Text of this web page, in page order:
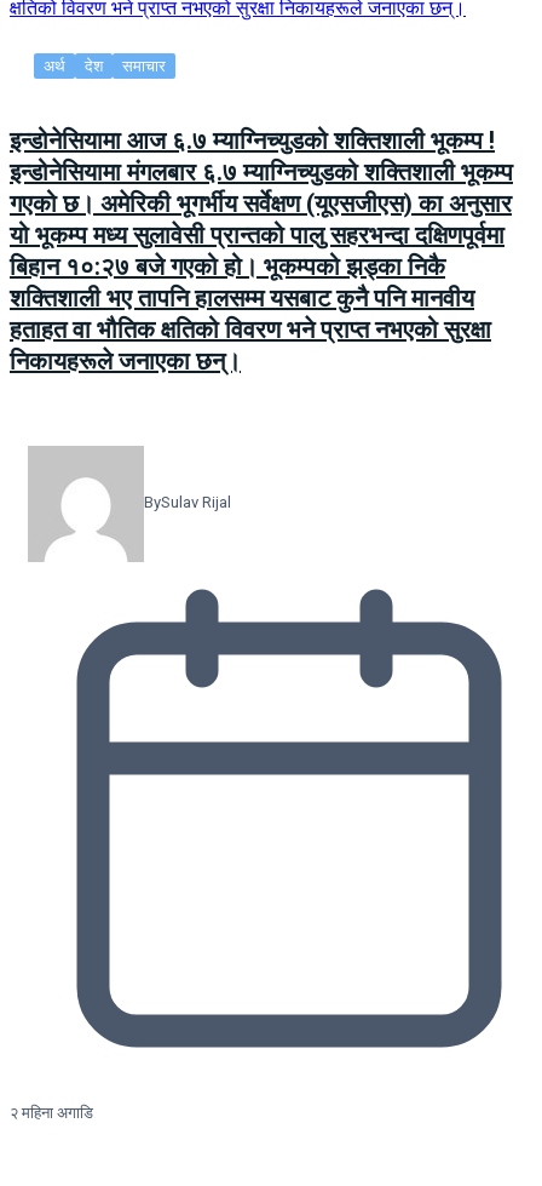
अर्थ देश समाचार
इन्डोनेसियामा आज ६.७ म्याग्निच्युडको शक्तिशाली भूकम्प !
इन्डोनेसियामा मंगलबार ६.७ म्याग्निच्युडको शक्तिशाली भूकम्प
गएको छ। अमेरिकी भूगर्भीय सर्वेक्षण (यूएसजीएस) का अनुसार
यो भूकम्प मध्य सुलावेसी प्रान्तको पालु सहरभन्दा दक्षिणपूर्वमा
बिहान १०:२७ बजे गएको हो। भूकम्पको झड्का निकै
शक्तिशाली भए तापनि हालसम्म यसबाट कुनै पनि मानवीय
हताहत वा भौतिक क्षतिको विवरण भने प्राप्त नभएको सुरक्षा
निकायहरूले जनाएका छन्।
BySulav Rijal
२ महिना अगाडि